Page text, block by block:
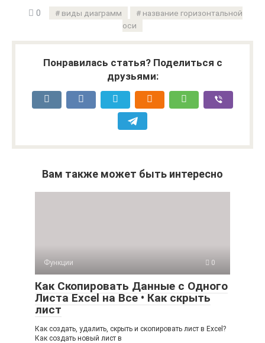
0 виды диаграмм
название горизонтальной
оси
Понравилась статья? Поделиться с
друзьями:
Вам также может быть интересно
Функции 0
Как Скопировать Данные с Одного
Листа Excel на Все • Как скрыть
лист
Как создать, удалить, скрыть и скопировать лист в Excel?
Как создать новый лист в